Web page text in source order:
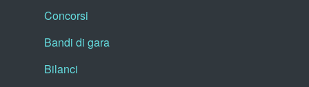
Concorsi
Bandi di gara
Bilanci